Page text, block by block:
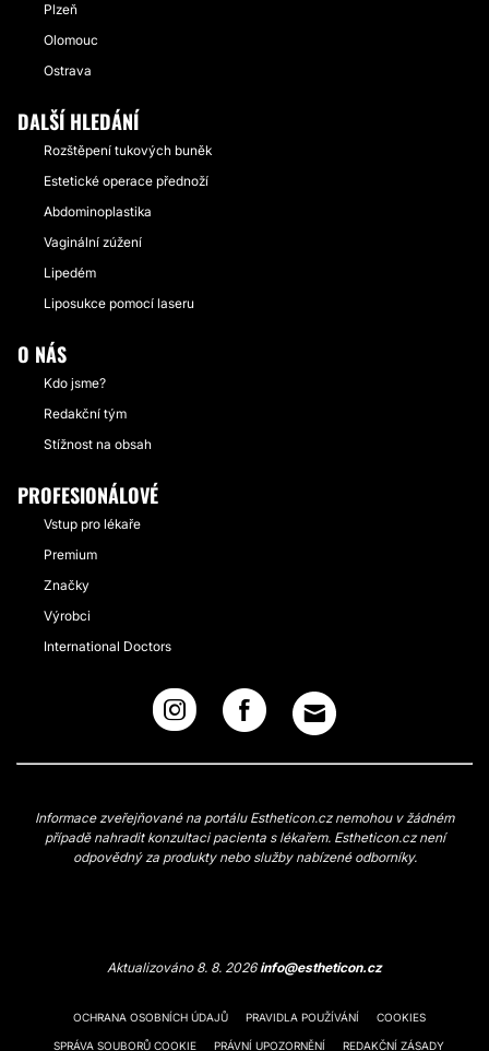
Plzeň
Olomouc
Ostrava
DALŠÍ HLEDÁNÍ
Rozštěpení tukových buněk
Estetické operace přednoží
Abdominoplastika
Vaginální zúžení
Lipedém
Liposukce pomocí laseru
O NÁS
Kdo jsme?
Redakční tým
Stížnost na obsah
PROFESIONÁLOVÉ
Vstup pro lékaře
Premium
Značky
Výrobci
International Doctors
Informace zveřejňované na portálu Estheticon.cz nemohou v žádném
případě nahradit konzultaci pacienta s lékařem. Estheticon.cz není
odpovědný za produkty nebo služby nabízené odborníky.
Aktualizováno 8. 8. 2026info@estheticon.cz
OCHRANA OSOBNÍCH ÚDAJŮ PRAVIDLA POUŽÍVÁNÍ COOKIES
SPRÁVA SOUBORŮ COOKIE PRÁVNÍ UPOZORNĚNÍ REDAKČNÍ ZÁSADY